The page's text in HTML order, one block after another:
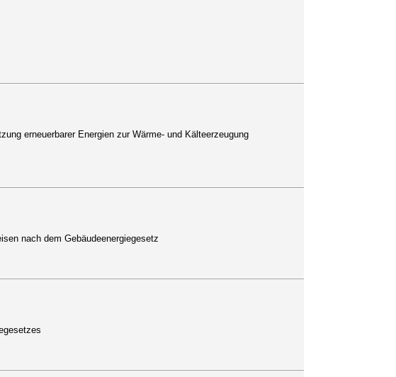
erneuerbarer Energien zur Wärme- und Kälteerzeugung
nach dem Gebäudeenergiegesetz